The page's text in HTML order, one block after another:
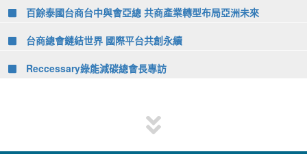
百餘泰國台商台中與會亞總 共商產業轉型布局亞洲未來
台商總會鏈結世界 國際平台共創永續
Reccessary綠能減碳總會長專訪